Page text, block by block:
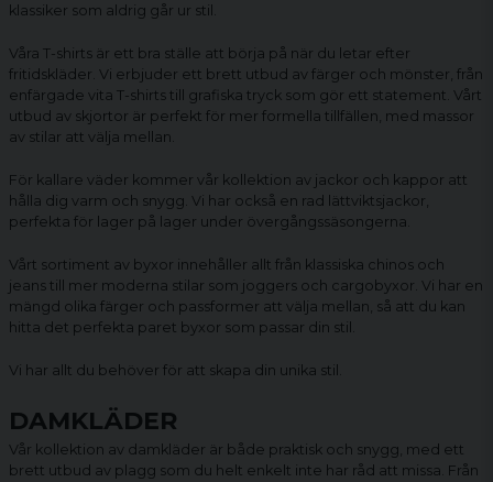
klassiker som aldrig går ur stil.
Våra T-shirts är ett bra ställe att börja på när du letar efter
fritidskläder. Vi erbjuder ett brett utbud av färger och mönster, från
enfärgade vita T-shirts till grafiska tryck som gör ett statement. Vårt
utbud av skjortor är perfekt för mer formella tillfällen, med massor
av stilar att välja mellan.
För kallare väder kommer vår kollektion av jackor och kappor att
hålla dig varm och snygg. Vi har också en rad lättviktsjackor,
perfekta för lager på lager under övergångssäsongerna.
Vårt sortiment av byxor innehåller allt från klassiska chinos och
jeans till mer moderna stilar som joggers och cargobyxor . Vi har en
mängd olika färger och passformer att välja mellan, så att du kan
hitta det perfekta paret byxor som passar din stil.
Vi har allt du behöver för att skapa din unika stil.
DAMKLÄDER
Vår kollektion av damkläder är både praktisk och snygg, med ett
brett utbud av plagg som du helt enkelt inte har råd att missa. Från